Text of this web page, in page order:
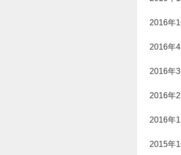
2016年
2016年4
2016年3
2016年2
2016年1
2015年